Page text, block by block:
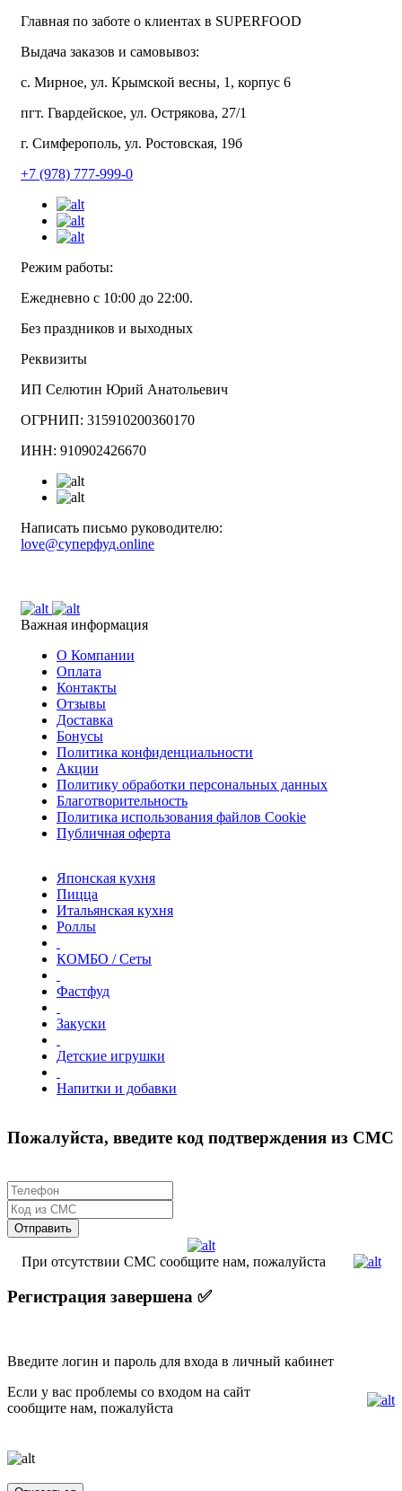
Главная по заботе о клиентах в SUPERFOOD
Выдача заказов и самовывоз:
с. Мирное, ул. Крымской весны, 1, корпус 6
пгт. Гвардейское, ул. Острякова, 27/1
г. Симферополь, ул. Ростовская, 19б
+7 (978) 777-999-0
Режим работы:
Ежедневно с 10:00 до 22:00.
Без праздников и выходных
Реквизиты
ИП Селютин Юрий Анатольевич
ОГРНИП: 315910200360170
ИНН: 910902426670
Написать письмо руководителю:
love@суперфуд.online
Важная информация
О Компании
Оплата
Контакты
Отзывы
Доставка
Бонусы
Политика конфиденциальности
Акции
Политику обработки персональных данных
Благотворительность
Политика использования файлов Сookie
Публичная оферта
Японская кухня
Пицца
Итальянская кухня
Роллы
КОМБО / Сеты
Фастфуд
Закуски
Детские игрушки
Напитки и добавки
Пожалуйста, введите код подтверждения из СМС
При отсутствии СМС сообщите нам, пожалуйста
Регистрация завершена ✅
Введите логин и пароль для входа в личный кабинет
Если у вас проблемы со входом на сайт
сообщите нам, пожалуйста